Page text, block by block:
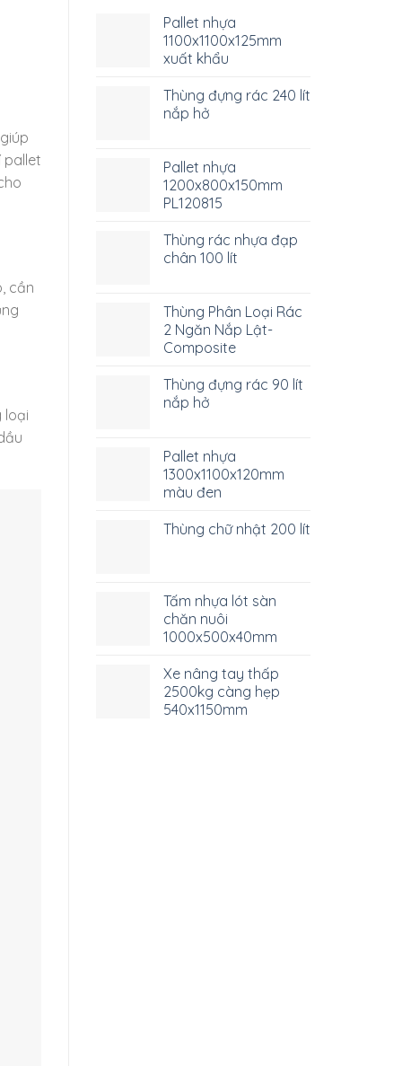
pallet
cần
loại
Pallet nhựa
1100x1100x125mm
xuất khẩu
Thùng đựng rác 240 lít
nắp hở
Pallet nhựa
1200x800x150mm
PL120815
Thùng rác nhựa đạp
chân 100 lít
Thùng Phân Loại Rác
2 Ngăn Nắp Lật-
Composite
Thùng đựng rác 90 lít
nắp hở
Pallet nhựa
1300x1100x120mm
màu đen
Thùng chữ nhật 200 lít
Tấm nhựa lót sàn
chăn nuôi
1000x500x40mm
Xe nâng tay thấp
2500kg càng hẹp
540x1150mm